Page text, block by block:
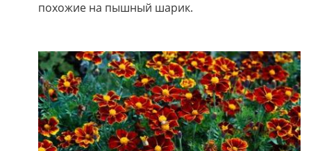
похожие на пышный шарик.